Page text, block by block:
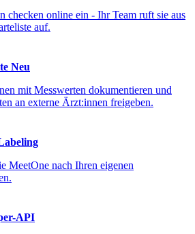
checken online ein - Ihr Team ruft sie aus
auf.
Neu
mit Messwerten dokumentieren und
an externe Ärzt:innen freigeben.
MeetOne nach Ihren eigenen
API